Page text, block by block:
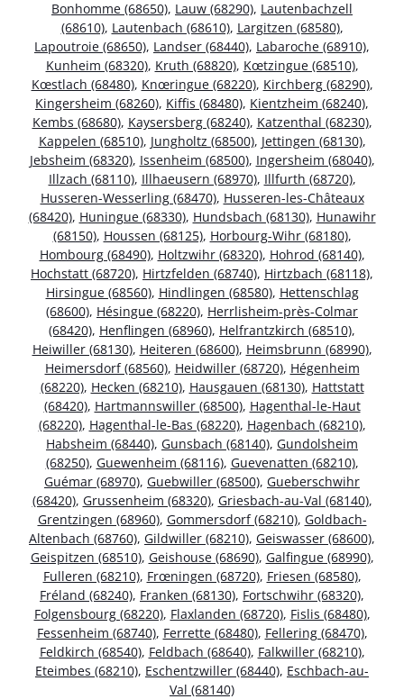
Bonhomme (68650), Lauw (68290), Lautenbachzell
(68610), Lautenbach (68610), Largitzen (68580),
Lapoutroie (68650), Landser (68440), Labaroche (68910),
Kunheim (68320), Kruth (68820), Kœtzingue (68510),
Kœstlach (68480), Knœringue (68220), Kirchberg (68290),
Kingersheim (68260), Kiffis (68480), Kientzheim (68240),
Kembs (68680), Kaysersberg (68240), Katzenthal (68230),
Kappelen (68510), Jungholtz (68500), Jettingen (68130),
Jebsheim (68320), Issenheim (68500), Ingersheim (68040),
Illzach (68110), Illhaeusern (68970), Illfurth (68720),
Husseren-Wesserling (68470), Husseren-les-Châteaux
(68420), Huningue (68330), Hundsbach (68130), Hunawihr
(68150), Houssen (68125), Horbourg-Wihr (68180),
Hombourg (68490), Holtzwihr (68320), Hohrod (68140),
Hochstatt (68720), Hirtzfelden (68740), Hirtzbach (68118),
Hirsingue (68560), Hindlingen (68580), Hettenschlag
(68600), Hésingue (68220), Herrlisheim-près-Colmar
(68420), Henflingen (68960), Helfrantzkirch (68510),
Heiwiller (68130), Heiteren (68600), Heimsbrunn (68990),
Heimersdorf (68560), Heidwiller (68720), Hégenheim
(68220), Hecken (68210), Hausgauen (68130), Hattstatt
(68420), Hartmannswiller (68500), Hagenthal-le-Haut
(68220), Hagenthal-le-Bas (68220), Hagenbach (68210),
Habsheim (68440), Gunsbach (68140), Gundolsheim
(68250), Guewenheim (68116), Guevenatten (68210),
Guémar (68970), Guebwiller (68500), Gueberschwihr
(68420), Grussenheim (68320), Griesbach-au-Val (68140),
Grentzingen (68960), Gommersdorf (68210), Goldbach-
Altenbach (68760), Gildwiller (68210), Geiswasser (68600),
Geispitzen (68510), Geishouse (68690), Galfingue (68990),
Fulleren (68210), Frœningen (68720), Friesen (68580),
Fréland (68240), Franken (68130), Fortschwihr (68320),
Folgensbourg (68220), Flaxlanden (68720), Fislis (68480),
Fessenheim (68740), Ferrette (68480), Fellering (68470),
Feldkirch (68540), Feldbach (68640), Falkwiller (68210),
Eteimbes (68210), Eschentzwiller (68440), Eschbach-au-
Val (68140)